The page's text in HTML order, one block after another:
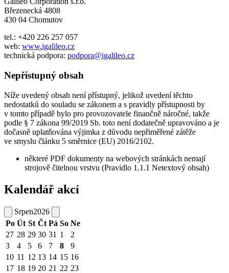
Březenecká 4808
430 04 Chomutov
tel.: +420 226 257 057
web: www.igalileo.cz
technická podpora: podpora@igalileo.cz
Nepřístupný obsah
Níže uvedený obsah není přístupný, jelikož uvedení těchto
nedostatků do souladu se zákonem a s pravidly přístupnosti by
v tomto případě bylo pro provozovatele finančně náročné, takže
podle § 7 zákona 99/2019 Sb. toto není dodatečně upravováno a je
dočasně uplatňována výjimka z důvodu nepřiměřené zátěže
ve smyslu článku 5 směrnice (EU) 2016/2102.
některé PDF dokumenty na webových stránkách nemají
strojově čitelnou vrstvu (Pravidlo 1.1.1 Netextový obsah)
Kalendář akcí
Srpen2026
Po Út St Čt Pá So Ne
27 28 29 30 31 1
2
3
4 5 6 7 8
9
10 11 12 13 14 15 16
17 18 19 20 21 22 23